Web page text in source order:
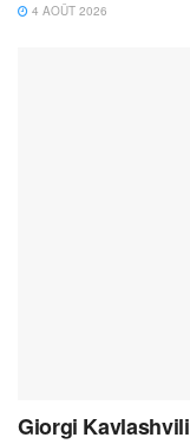
4 AOÛT 2026
Giorgi Kavlashvili